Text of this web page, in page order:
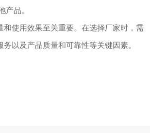
产品。
和使用效果至关重要。在选择厂家时，需
以及产品质量和可靠性等关键因素。